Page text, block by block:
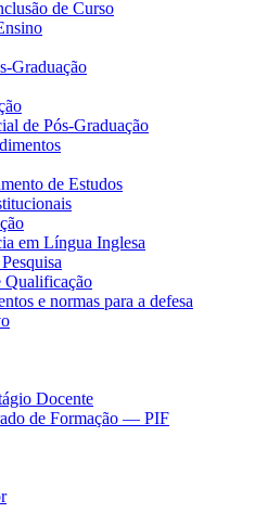
de Curso
Graduação
de Pós-Graduação
de Estudos
em Língua Inglesa
Qualificação
e normas para a defesa
Docente
de Formação — PIF